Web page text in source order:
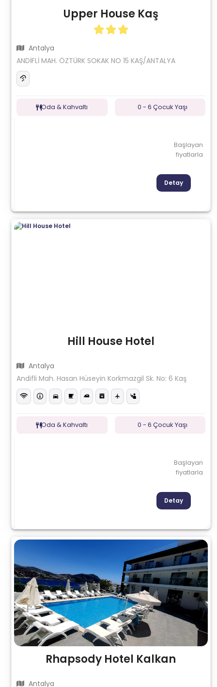
Upper House Kaş
Antalya
ANDİFLİ MAH. ÖZTÜRK SOKAK NO 15 KAŞ/ANTALYA
Oda & Kahvaltı 0 - 6 Çocuk Yaşı
Başlayan
fiyatlarla
Detay
Hill House Hotel
Antalya
Andifli Mah. Hasan Hüseyin Korkmazgil Sk. No: 6 Kaş
Oda & Kahvaltı 0 - 6 Çocuk Yaşı
Başlayan
fiyatlarla
Detay
Rhapsody Hotel Kalkan
Antalya